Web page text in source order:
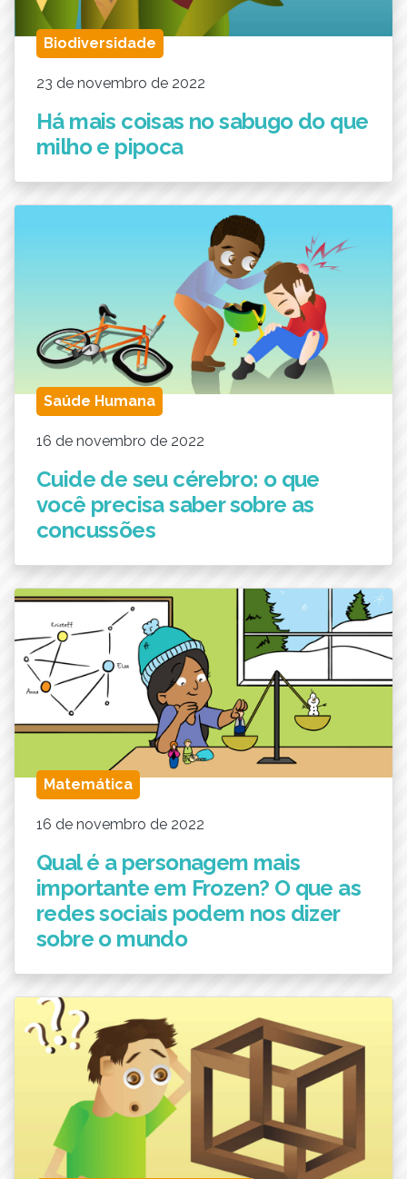
Biodiversidade
23 de novembro de 2022
Há mais coisas no sabugo do que
milho e pipoca
Saúde Humana
16 de novembro de 2022
Cuide de seu cérebro: o que
você precisa saber sobre as
concussões
Matemática
16 de novembro de 2022
Qual é a personagem mais
importante em Frozen? O que as
redes sociais podem nos dizer
sobre o mundo